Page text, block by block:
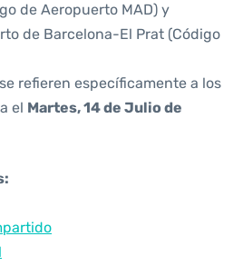
de Aeropuerto MAD) y
de Barcelona-El Prat (Código
refieren específicamente a los
el Martes, 14 de Julio de